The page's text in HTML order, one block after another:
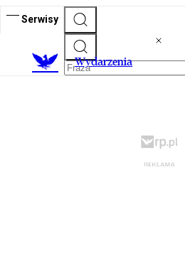
Serwisy
Wydarzenia